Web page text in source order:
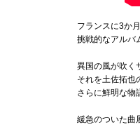
フランスに3か
挑戦的なアルバ
異国の風が吹く
それを土佐拓也
さらに鮮明な物
緩急のついた曲